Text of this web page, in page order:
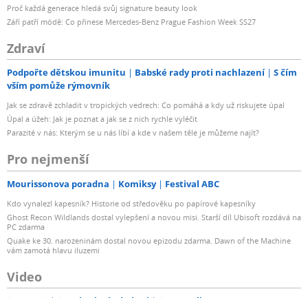
Proč každá generace hledá svůj signature beauty look
Září patří módě: Co přinese Mercedes-Benz Prague Fashion Week SS27
Zdraví
Podpořte dětskou imunitu Babské rady proti nachlazení
S čím
vším pomůže rýmovník
Jak se zdravě zchladit v tropických vedrech: Co pomáhá a kdy už riskujete úpal
Úpal a úžeh: Jak je poznat a jak se z nich rychle vyléčit
Parazité v nás: Kterým se u nás líbí a kde v našem těle je můžeme najít?
Pro nejmenší
Mourissonova poradna Komiksy Festival ABC
Kdo vynalezl kapesník? Historie od středověku po papírové kapesníky
Ghost Recon Wildlands dostal vylepšení a novou misi. Starší díl Ubisoft rozdává na
PC zdarma
Quake ke 30. narozeninám dostal novou epizodu zdarma. Dawn of the Machine
vám zamotá hlavu iluzemi
Video